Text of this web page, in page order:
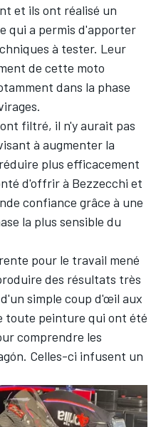
et ils ont réalisé un
qui a permis d'apporter
à tester. Leur
de cette moto
dans la phase
filtré, il n'y aurait pas
à augmenter la
plus efficacement
d'offrir à Bezzecchi et
confiance grâce à une
la plus sensible du
pour le travail mené
des résultats très
simple coup d'œil aux
toute peinture qui ont été
comprendre les
Celles-ci infusent un